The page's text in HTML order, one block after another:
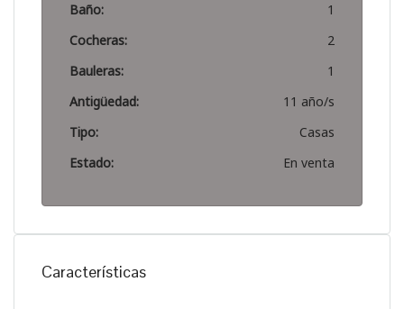
Baño:
1
Cocheras:
2
Bauleras:
1
Antigüedad:
11 año/s
Tipo:
Casas
Estado:
En venta
Características